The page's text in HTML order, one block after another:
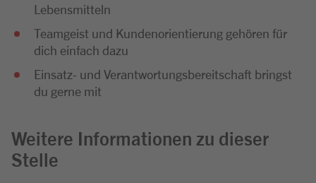
Lebensmitteln
Teamgeist und Kundenorientierung gehören für
dich einfach dazu
Einsatz- und Verantwortungsbereitschaft bringst
du gerne mit
Weitere Informationen zu dieser
Stelle